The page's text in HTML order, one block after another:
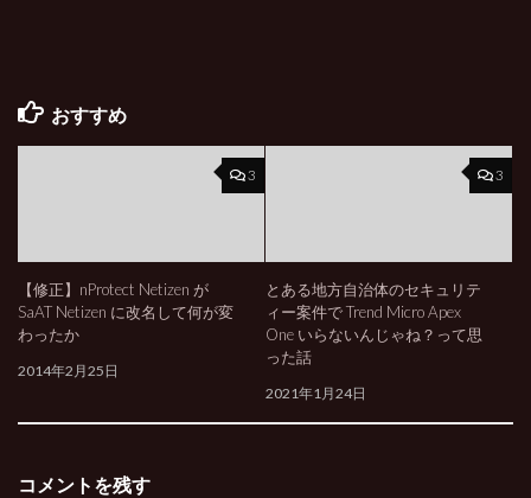
おすすめ
3
【修正】nProtect Netizen が
SaAT Netizen に改名して何が変
わったか
2014年2月25日
3
とある地方自治体のセキュリテ
ィー案件で Trend Micro Apex
One いらないんじゃね？って思
った話
2021年1月24日
コメントを残す